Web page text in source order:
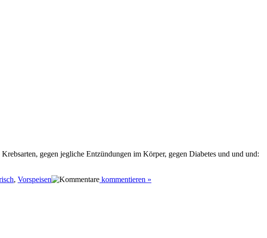
gegen jegliche Entzündungen im Körper, gegen Diabetes und und und:
, Vorspeisen kommentieren »